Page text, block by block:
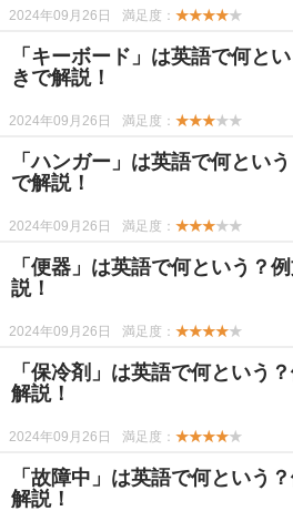
2024年09月26日 満足度： ★★★★★
「キーボード」は英語で何と
きで解説！
2024年09月26日 満足度： ★★★★★
「ハンガー」は英語で何とい
で解説！
2024年09月26日 満足度： ★★★★★
「便器」は英語で何という？
説！
2024年09月26日 満足度： ★★★★★
「保冷剤」は英語で何という
解説！
2024年09月26日 満足度： ★★★★★
「故障中」は英語で何という
解説！